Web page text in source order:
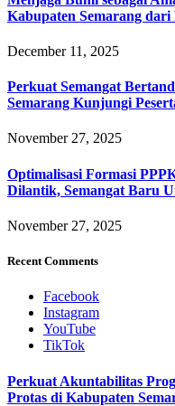
Kabupaten Semarang
December 11, 2025
Perkuat Semangat
Semarang Kunjungi
November 27, 2025
Optimalisasi Formasi
Dilantik, Semangat Baru
November 27, 2025
Recent Comments
Facebook
Instagram
YouTube
TikTok
Perkuat Akuntabilitas
Protas di Kabupaten